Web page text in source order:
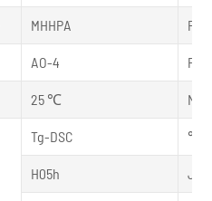
MHHPA
AO-4
25 ℃ MPa
Tg-DSC ℃
H05h J/g